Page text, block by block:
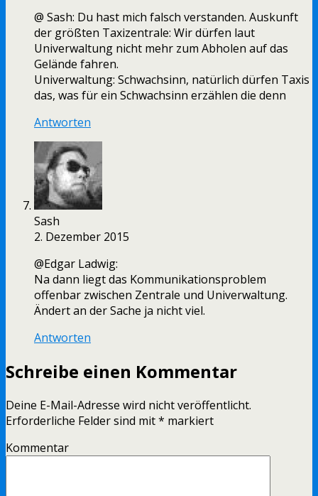
@ Sash: Du hast mich falsch verstanden. Auskunft
der größten Taxizentrale: Wir dürfen laut
Univerwaltung nicht mehr zum Abholen auf das
Gelände fahren.
Univerwaltung: Schwachsinn, natürlich dürfen Taxis
das, was für ein Schwachsinn erzählen die denn
Antworten
Sash
2. Dezember 2015
@Edgar Ladwig:
Na dann liegt das Kommunikationsproblem
offenbar zwischen Zentrale und Univerwaltung.
Ändert an der Sache ja nicht viel.
Antworten
Schreibe einen Kommentar
Deine E-Mail-Adresse wird nicht veröffentlicht.
Erforderliche Felder sind mit* markiert
Kommentar